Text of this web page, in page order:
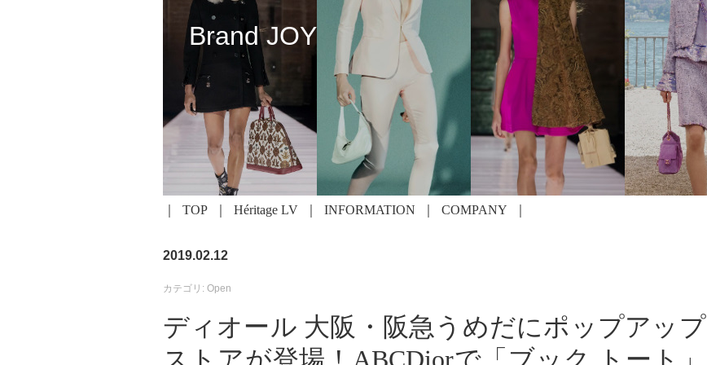
Brand JOY
TOP Héritage LV INFORMATION COMPANY
2019.02.12
カテゴリ: Open
ディオール 大阪・阪急うめだにポップアップ